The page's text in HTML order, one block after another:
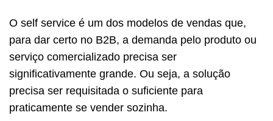
O self service é um dos modelos de vendas que,
para dar certo no B2B, a demanda pelo produto ou
serviço comercializado precisa ser
significativamente grande. Ou seja, a solução
precisa ser requisitada o suficiente para
praticamente se vender sozinha.